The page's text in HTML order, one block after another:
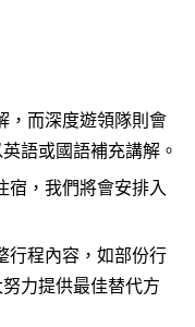
，而深度遊領隊則會
語或國語補充講解。
宿，我們將會安排入
行程內容，如部份行
力提供最佳替代方